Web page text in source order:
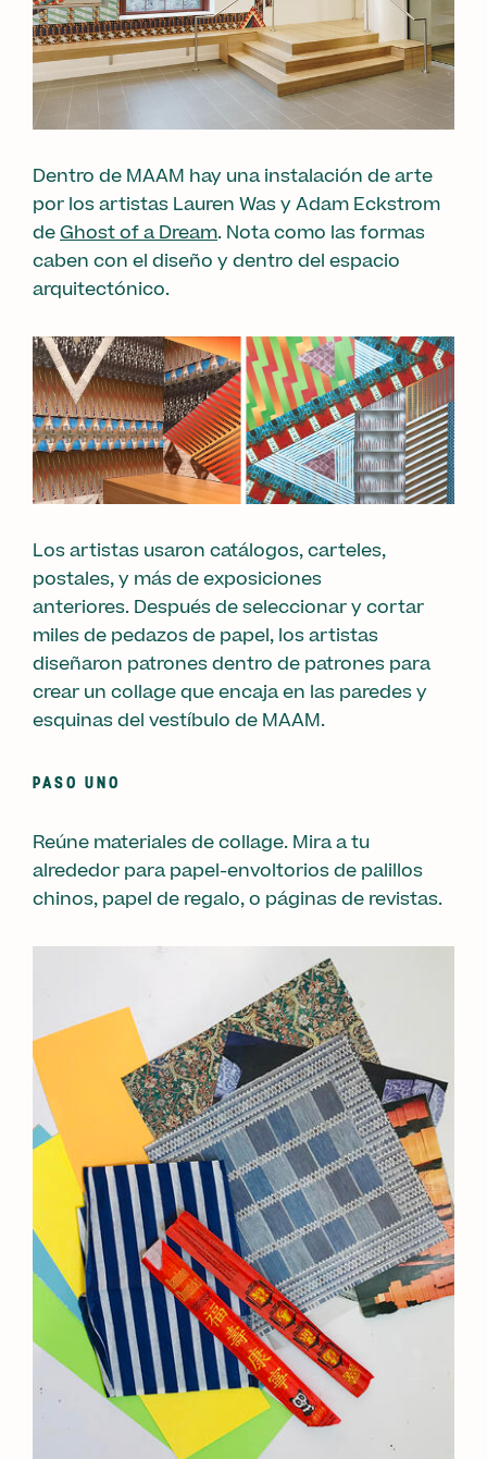
Dentro de MAAM hay una instalación de arte
por los artistas Lauren Was y Adam Eckstrom
deGhost of a Dream. Nota como las formas
caben con el diseño y dentro del espacio
arquitectónico.
Los artistas usaron catálogos, carteles,
postales, y más de exposiciones
anteriores. Después de seleccionar y cortar
miles de pedazos de papel, los artistas
diseñaron patrones dentro de patrones para
crear un collage que encaja en las paredes y
esquinas del vestíbulo de MAAM.
PASO UNO
Reúne materiales de collage. Mira a tu
alrededor para papel-envoltorios de palillos
chinos, papel de regalo, o páginas de revistas.